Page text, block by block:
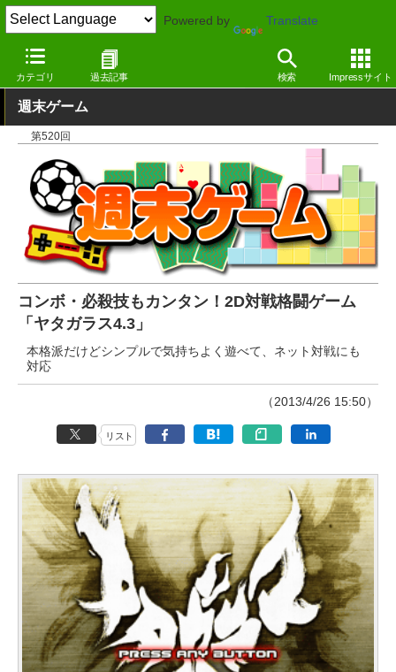
Powered by Translate
カテゴリ 過去記事 検索 Impressサイト
窓の杜 エンタメ ゲーム
週末ゲーム
第520回
コンボ・必殺技もカンタン！2D対戦格闘ゲーム
「ヤタガラス4.3」
本格派だけどシンプルで気持ちよく遊べて、ネット対戦にも
対応
（2013/4/26 15:50）
リスト